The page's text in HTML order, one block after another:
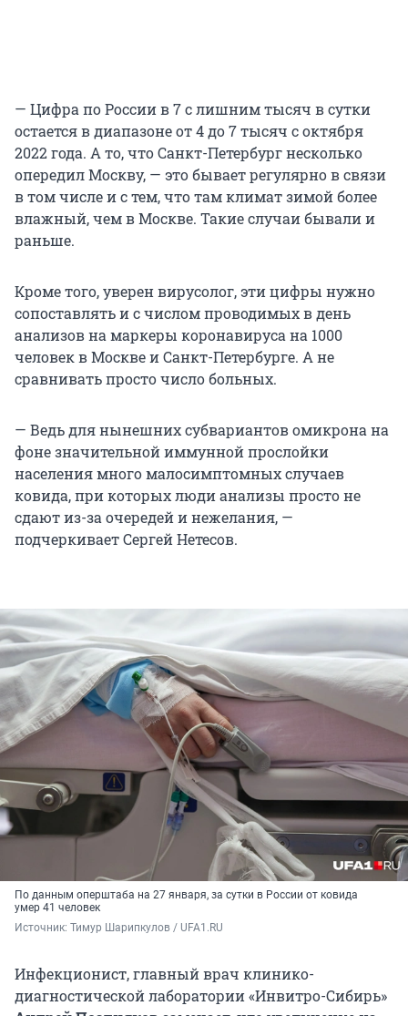
— Цифра по России в 7 с лишним тысяч в сутки
остается в диапазоне от 4 до 7 тысяч с октября
2022 года. А то, что Санкт-Петербург несколько
опередил Москву, — это бывает регулярно в связи
в том числе и с тем, что там климат зимой более
влажный, чем в Москве. Такие случаи бывали и
раньше.
Кроме того, уверен вирусолог, эти цифры нужно
сопоставлять и с числом проводимых в день
анализов на маркеры коронавируса на 1000
человек в Москве и Санкт-Петербурге. А не
сравнивать просто число больных.
— Ведь для нынешних субвариантов омикрона на
фоне значительной иммунной прослойки
населения много малосимптомных случаев
ковида, при которых люди анализы просто не
сдают из-за очередей и нежелания, —
подчеркивает Сергей Нетесов.
По данным оперштаба на 27 января, за сутки в России от ковида
умер 41 человек
Источник: Тимур Шарипкулов / UFA1.RU
Инфекционист, главный врач клинико-
диагностической лаборатории «Инвитро-Сибирь»